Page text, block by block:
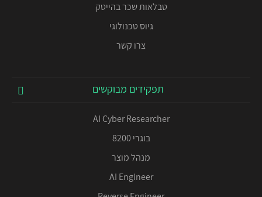
טבלאות שכר בהייטק
גיוס טכנולוגי
צרו קשר
תפקידים מבוקשים
AI Cyber Researcher
בוגרי 8200
מנהל מוצר
AI Engineer